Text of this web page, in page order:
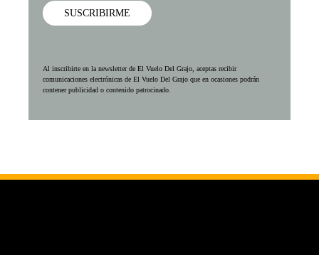
SUSCRIBIRME
Al inscribirte en la newsletter de El Vuelo Del Grajo, aceptas recibir
comunicaciones electrónicas de El Vuelo Del Grajo que en ocasiones podrán
contener publicidad o contenido patrocinado.